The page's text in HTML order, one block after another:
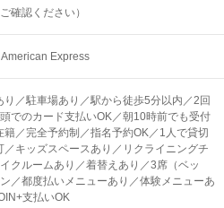
確認ください）
Express
り／駐車場あり／駅から徒歩5分以内／2回
でのカード支払いOK／朝10時前でも受付
籍／完全予約制／指名予約OK／1人で貸切
／キッズスペースあり／リクライニングチ
クルームあり／着替えあり／3席（ベッ
／都度払いメニューあり／体験メニューあ
支払いOK